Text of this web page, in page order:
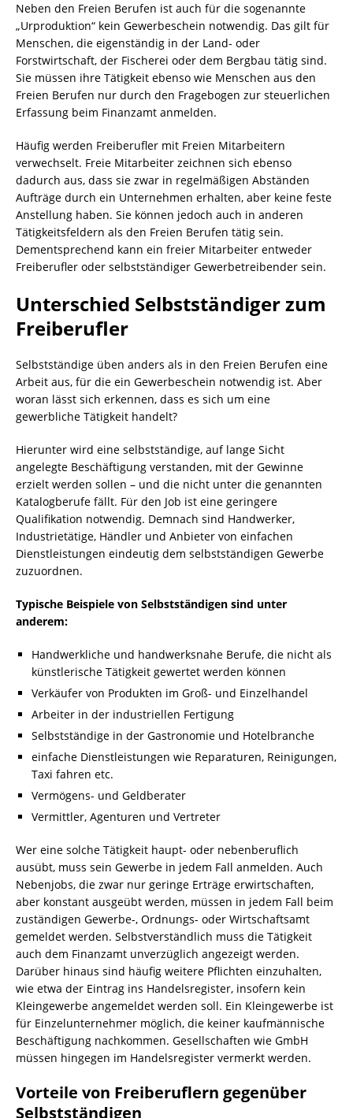
Neben den Freien Berufen ist auch für die sogenannte
„Urproduktion“ kein Gewerbeschein notwendig. Das gilt für
Menschen, die eigenständig in der Land- oder
Forstwirtschaft, der Fischerei oder dem Bergbau tätig sind.
Sie müssen ihre Tätigkeit ebenso wie Menschen aus den
Freien Berufen nur durch den Fragebogen zur steuerlichen
Erfassung beim Finanzamt anmelden.
Häufig werden Freiberufler mit Freien Mitarbeitern
verwechselt. Freie Mitarbeiter zeichnen sich ebenso
dadurch aus, dass sie zwar in regelmäßigen Abständen
Aufträge durch ein Unternehmen erhalten, aber keine feste
Anstellung haben. Sie können jedoch auch in anderen
Tätigkeitsfeldern als den Freien Berufen tätig sein.
Dementsprechend kann ein freier Mitarbeiter entweder
Freiberufler oder selbstständiger Gewerbetreibender sein.
Unterschied Selbstständiger zum
Freiberufler
Selbstständige üben anders als in den Freien Berufen eine
Arbeit aus, für die ein Gewerbeschein notwendig ist. Aber
woran lässt sich erkennen, dass es sich um eine
gewerbliche Tätigkeit handelt?
Hierunter wird eine selbstständige, auf lange Sicht
angelegte Beschäftigung verstanden, mit der Gewinne
erzielt werden sollen – und die nicht unter die genannten
Katalogberufe fällt. Für den Job ist eine geringere
Qualifikation notwendig. Demnach sind Handwerker,
Industrietätige, Händler und Anbieter von einfachen
Dienstleistungen eindeutig dem selbstständigen Gewerbe
zuzuordnen.
Typische Beispiele von Selbstständigen sind unter
anderem:
Handwerkliche und handwerksnahe Berufe, die nicht als
künstlerische Tätigkeit gewertet werden können
Verkäufer von Produkten im Groß- und Einzelhandel
Arbeiter in der industriellen Fertigung
Selbstständige in der Gastronomie und Hotelbranche
einfache Dienstleistungen wie Reparaturen, Reinigungen,
Taxi fahren etc.
Vermögens- und Geldberater
Vermittler, Agenturen und Vertreter
Wer eine solche Tätigkeit haupt- oder nebenberuflich
ausübt, muss sein Gewerbe in jedem Fall anmelden. Auch
Nebenjobs, die zwar nur geringe Erträge erwirtschaften,
aber konstant ausgeübt werden, müssen in jedem Fall beim
zuständigen Gewerbe-, Ordnungs- oder Wirtschaftsamt
gemeldet werden. Selbstverständlich muss die Tätigkeit
auch dem Finanzamt unverzüglich angezeigt werden.
Darüber hinaus sind häufig weitere Pflichten einzuhalten,
wie etwa der Eintrag ins Handelsregister, insofern kein
Kleingewerbe angemeldet werden soll. Ein Kleingewerbe ist
für Einzelunternehmer möglich, die keiner kaufmännische
Beschäftigung nachkommen. Gesellschaften wie GmbH
müssen hingegen im Handelsregister vermerkt werden.
Vorteile von Freiberuflern gegenüber
Selbstständigen